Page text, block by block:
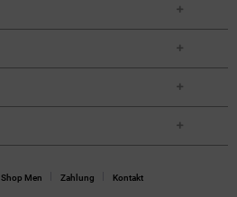
Shop Men Zahlung Kontakt